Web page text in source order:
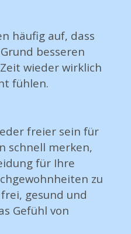
häufig auf, dass
besseren
wieder wirklich
fühlen.
freier sein für
schnell merken,
für Ihre
zu
gesund und
Gefühl von